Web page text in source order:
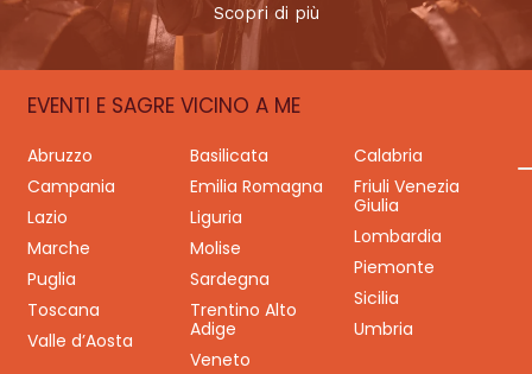
Scopri di più
EVENTI E SAGRE VICINO A ME
Abruzzo Basilicata
Calabria
Campania
Emilia Romagna
Friuli Venezia
Giulia
Lazio
Liguria
Lombardia
Marche
Molise
Piemonte
Puglia
Sardegna
Sicilia
Toscana
Trentino Alto
Adige
Umbria
Valle d’Aosta
Veneto